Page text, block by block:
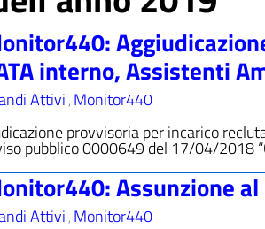
interno, Assistenti
Attivi, Monitor440
provvisoria per incarico
pubblico 0000649 del 17/04/2018
Assunzione
Attivi, Monitor440